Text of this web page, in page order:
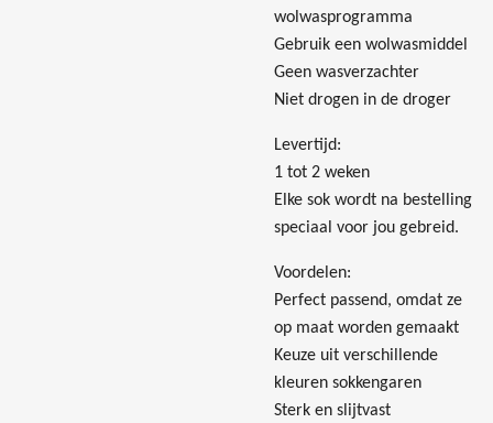
wolwasprogramma
Gebruik een wolwasmiddel
Geen wasverzachter
Niet drogen in de droger
Levertijd:
1 tot 2 weken
Elke sok wordt na bestelling
speciaal voor jou gebreid.
Voordelen:
Perfect passend, omdat ze
op maat worden gemaakt
Keuze uit verschillende
kleuren sokkengaren
Sterk en slijtvast